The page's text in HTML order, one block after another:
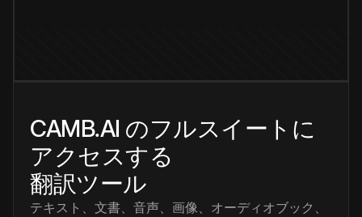
CAMB.AI のフルスイートに
アクセスする
翻訳ツール
テキスト、文書、音声、画像、オーディオブック、